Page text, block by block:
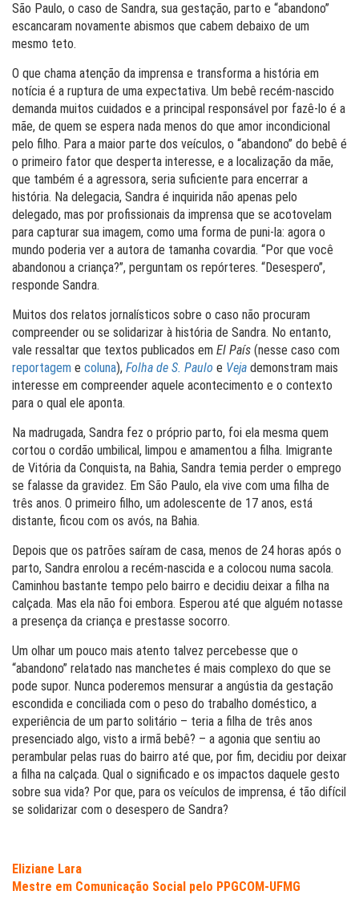
São Paulo, o caso de Sandra, sua gestação, parto e “abandono”
escancaram novamente abismos que cabem debaixo de um
mesmo teto.
O que chama atenção da imprensa e transforma a história em
notícia é a ruptura de uma expectativa. Um bebê recém-nascido
demanda muitos cuidados e a principal responsável por fazê-lo é a
mãe, de quem se espera nada menos do que amor incondicional
pelo filho. Para a maior parte dos veículos, o “abandono” do bebê é
o primeiro fator que desperta interesse, e a localização da mãe,
que também é a agressora, seria suficiente para encerrar a
história. Na delegacia, Sandra é inquirida não apenas pelo
delegado, mas por profissionais da imprensa que se acotovelam
para capturar sua imagem, como uma forma de puni-la: agora o
mundo poderia ver a autora de tamanha covardia. “Por que você
abandonou a criança?”, perguntam os repórteres. “Desespero”,
responde Sandra.
Muitos dos relatos jornalísticos sobre o caso não procuram
compreender ou se solidarizar à história de Sandra. No entanto,
vale ressaltar que textos publicados em El País (nesse caso com
reportagem e coluna), Folha de S. Paulo e Veja demonstram mais
interesse em compreender aquele acontecimento e o contexto
para o qual ele aponta.
Na madrugada, Sandra fez o próprio parto, foi ela mesma quem
cortou o cordão umbilical, limpou e amamentou a filha. Imigrante
de Vitória da Conquista, na Bahia, Sandra temia perder o emprego
se falasse da gravidez. Em São Paulo, ela vive com uma filha de
três anos. O primeiro filho, um adolescente de 17 anos, está
distante, ficou com os avós, na Bahia.
Depois que os patrões saíram de casa, menos de 24 horas após o
parto, Sandra enrolou a recém-nascida e a colocou numa sacola.
Caminhou bastante tempo pelo bairro e decidiu deixar a filha na
calçada. Mas ela não foi embora. Esperou até que alguém notasse
a presença da criança e prestasse socorro.
Um olhar um pouco mais atento talvez percebesse que o
“abandono” relatado nas manchetes é mais complexo do que se
pode supor. Nunca poderemos mensurar a angústia da gestação
escondida e conciliada com o peso do trabalho doméstico, a
experiência de um parto solitário – teria a filha de três anos
presenciado algo, visto a irmã bebê? – a agonia que sentiu ao
perambular pelas ruas do bairro até que, por fim, decidiu por deixar
a filha na calçada. Qual o significado e os impactos daquele gesto
sobre sua vida? Por que, para os veículos de imprensa, é tão difícil
se solidarizar com o desespero de Sandra?
Eliziane Lara
Mestre em Comunicação Social pelo PPGCOM-UFMG